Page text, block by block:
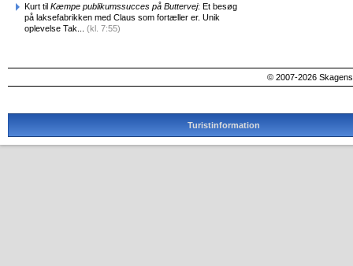
Kurt til Kæmpe publikumssucces på Buttervej: Et besøg
på laksefabrikken med Claus som fortæller er. Unik
oplevelse Tak... (kl. 7:55)
© 2007-2026
Turistinformation